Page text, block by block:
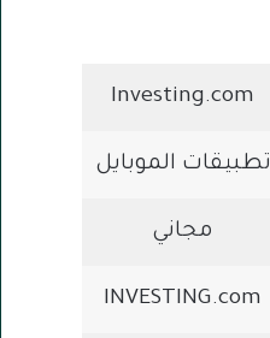
Investing.com
تطبيقات الموبايل
مجاني
INVESTING.com‏